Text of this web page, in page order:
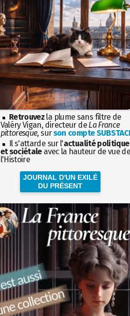
Retrouvez la plume sans filtre de
Valéry Vigan, directeur de La France
pittoresque, surson compte
Il s'attarde sur l'actualité politique
et sociétaleavec la hauteur de vue
l'Histoire
JOURNAL D'UN EXILÉ
DU PRÉSENT